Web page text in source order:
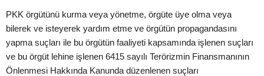
PKK örgütünü kurma veya yönetme, örgüte üye olma veya
bilerek ve isteyerek yardım etme ve örgütün propagandasını
yapma suçları ile bu örgütün faaliyeti kapsamında işlenen suçları
ve bu örgüt lehine işlenen 6415 sayılı Terörizmin Finansmanının
Önlenmesi Hakkında Kanunda düzenlenen suçları